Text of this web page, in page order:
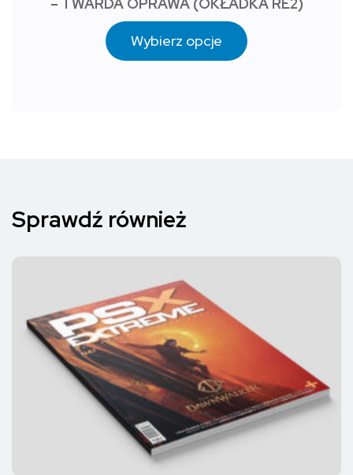
– TWARDA OPRAWA (OKŁADKA RE2)
Wybierz opcje
Sprawdź również